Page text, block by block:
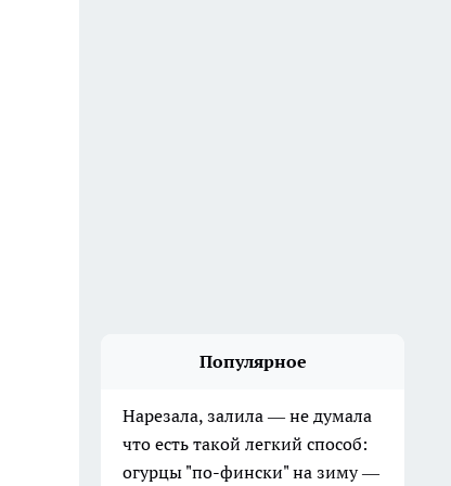
Популярное
Нарезала, залила — не думала
что есть такой легкий способ:
огурцы "по-фински" на зиму —